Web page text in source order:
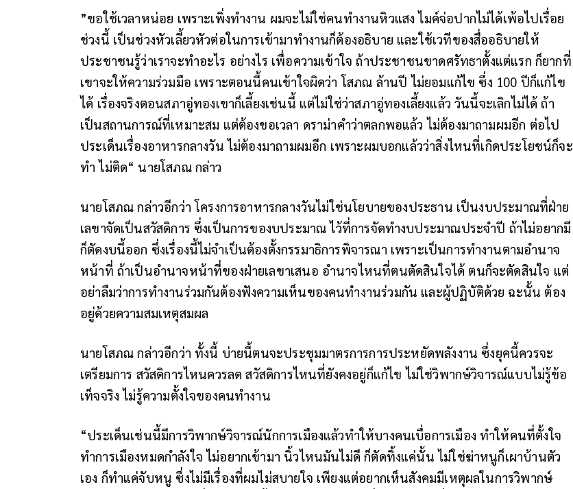
”ขอใช้เวลาหน่อย เพราะเพิ่งทำงาน ผมจะไม่ใช่คนทำงานหิวแสง ไมค์จ่อปากไม่ได้เพ้อไปเรื่อย
ช่วงนี้ เป็นช่วงหัวเลี้ยวหัวต่อในการเข้ามาทำงานก็ต้องอธิบาย และใช้เวทีของสื่ออธิบายให้
ประชาชนรู้ว่าเราจะทำอะไร อย่างไร เพื่อความเข้าใจ ถ้าประชาชนขาดศรัทธาตั้งแต่แรก ก็ยากที่
เขาจะให้ความร่วมมือ เพราะตอนนี้คนเข้าใจผิดว่า โสภณ ล้านปี ไม่ยอมแก้ไข ซึ่ง 100 ปีก็แก้ไข
ได้ เรื่องจริงตอนสภาอู่ทองเขาก็เลี้ยงเช่นนี้ แต่ไม่ใช่ว่าสภาอู่ทองเลี้ยงแล้ว วันนี้จะเลิกไม่ได้ ถ้า
เป็นสถานการณ์ที่เหมาะสม แต่ต้องขอเวลา ดราม่าคำว่าตลกพอแล้ว ไม่ต้องมาถามผมอีก ต่อไป
ประเด็นเรื่องอาหารกลางวัน ไม่ต้องมาถามผมอีก เพราะผมบอกแล้วว่าสิ่งไหนที่เกิดประโยชน์ก็จะ
ทำ ไม่ติด“ นายโสภณ กล่าว
นายโสภณ กล่าวอีกว่า โครงการอาหารกลางวันไม่ใช่นโยบายของประธาน เป็นงบประมาณที่ฝ่าย
เลขาจัดเป็นสวัสดิการ ซึ่งเป็นการของบประมาณ ไว้ที่การจัดทำงบประมาณประจำปี ถ้าไม่อยากมี
ก็ตัดงบนี้ออก ซึ่งเรื่องนี้ไม่จำเป็นต้องตั้งกรรมาธิการพิจารณา เพราะเป็นการทำงานตามอำนาจ
หน้าที่ ถ้าเป็นอำนาจหน้าที่ของฝ่ายเลขาเสนอ อำนาจไหนที่ตนตัดสินใจได้ ตนก็จะตัดสินใจ แต่
อย่าลืมว่าการทำงานร่วมกันต้องฟังความเห็นของคนทำงานร่วมกัน และผู้ปฏิบัติด้วย ฉะนั้น ต้อง
อยู่ด้วยความสมเหตุสมผล
นายโสภณ กล่าวอีกว่า ทั้งนี้ บ่ายนี้ตนจะประชุมมาตรการการประหยัดพลังงาน ซึ่งยุคนี้ควรจะ
เตรียมการ สวัสดิการไหนควรลด สวัสดิการไหนที่ยังคงอยู่ก็แก้ไข ไม่ใช่วิพากษ์วิจารณ์แบบไม่รู้ข้อ
เท็จจริง ไม่รู้ความตั้งใจของคนทำงาน
“ประเด็นเช่นนี้มีการวิพากษ์วิจารณ์นักการเมืองแล้วทำให้บางคนเบื่อการเมือง ทำให้คนที่ตั้งใจ
ทำการเมืองหมดกำลังใจ ไม่อยากเข้ามา นิ้วไหนมันไม่ดี ก็ตัดทิ้งแค่นั้น ไม่ใช่ฆ่าหนูก็เผาบ้านตัว
เอง ก็ทำแค่จับหนู ซึ่งไม่มีเรื่องที่ผมไม่สบายใจ เพียงแต่อยากเห็นสังคมมีเหตุผลในการวิพากษ์